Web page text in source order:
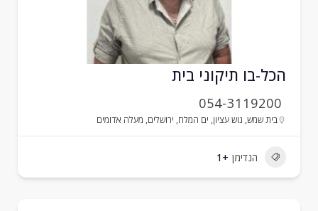
בו תיקוני בית
054-3119200
בית שמש,גוש עציון, ים המלח, ירושלים,מעלה אדומים
הנדימן